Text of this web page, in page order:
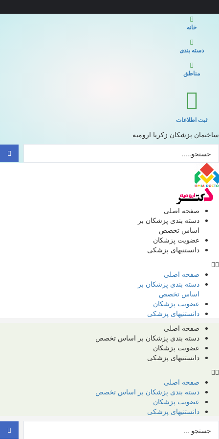
خانه
دسته بندی
مناطق
ثبت اطلاعات
ساختمان پزشکان زکریا ارومیه
صفحه اصلی
دسته بندی پزشکان بر
اساس تخصص
عضویت پزشکان
دانستنیهای پزشکی
صفحه اصلی
دسته بندی پزشکان بر
اساس تخصص
عضویت پزشکان
دانستنیهای پزشکی
صفحه اصلی
دسته بندی پزشکان بر اساس تخصص
عضویت پزشکان
دانستنیهای پزشکی
صفحه اصلی
دسته بندی پزشکان بر اساس تخصص
عضویت پزشکان
دانستنیهای پزشکی